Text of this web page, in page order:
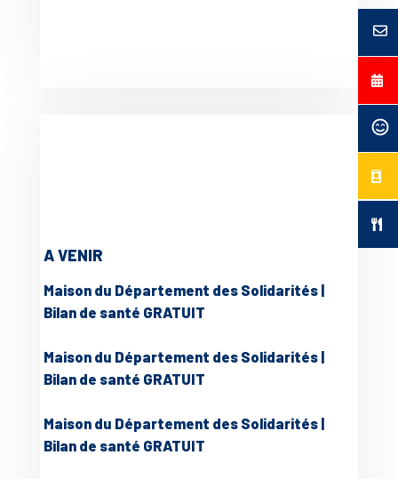
A VENIR
Maison du Département des Solidarités |
Bilan de santé GRATUIT
Maison du Département des Solidarités |
Bilan de santé GRATUIT
Maison du Département des Solidarités |
Bilan de santé GRATUIT